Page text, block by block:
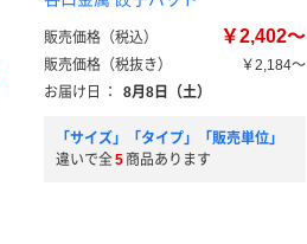
販売価格（税込） ￥2,402～
販売価格（税抜き）
￥2,184～
お届け日
： 8月8日（土）
「サイズ」「タイプ」「販売単位」
違いで全5 商品あります